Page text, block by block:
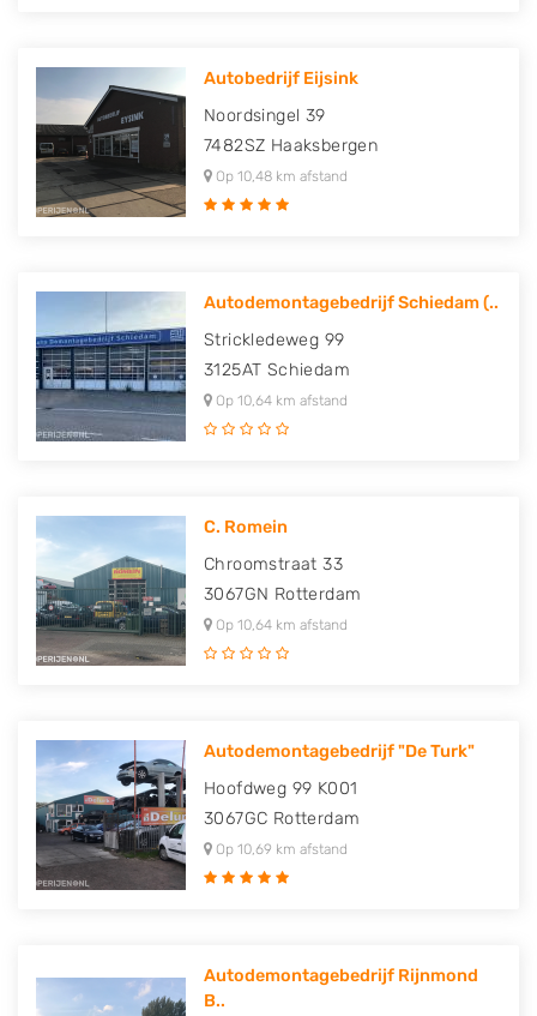
Autobedrijf Eijsink
Noordsingel 39
7482SZ Haaksbergen
Op 10,48 km afstand
Autodemontagebedrijf Schiedam (..
Strickledeweg 99
3125AT Schiedam
Op 10,64 km afstand
C. Romein
Chroomstraat 33
3067GN Rotterdam
Op 10,64 km afstand
Autodemontagebedrijf "De Turk"
Hoofdweg 99 K001
3067GC Rotterdam
Op 10,69 km afstand
Autodemontagebedrijf Rijnmond
B..